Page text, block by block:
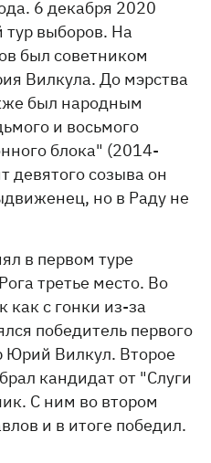
6 декабря 2020
тур выборов. На
был советником
Вилкула. До мэрства
был народным
и восьмого
блока" (2014-
девятого созыва он
но в Раду не
в первом туре
третье место. Во
как с гонки из-за
победитель первого
Юрий Вилкул. Второе
кандидат от "Слуги
С ним во втором
и в итоге победил.